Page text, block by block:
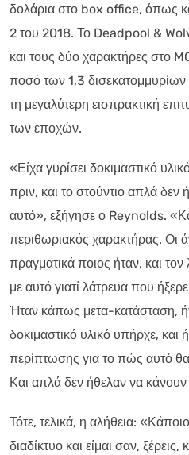
δολάρια στο box office, όπως
2 του 2018. Το Deadpool &
και τους δύο χαρακτήρες στο
ποσό των 1,3 δισεκατομμυρίων
τη μεγαλύτερη εισπρακτική
των εποχών.
«Είχα γυρίσει δοκιμαστικό
πριν, και το στούντιο απλά δεν
αυτό», εξήγησε ο Reynolds.
περιθωριακός χαρακτήρας. Οι
πραγματικά ποιος ήταν, και
με αυτό γιατί λάτρευα που ήξερε
Ήταν κάπως μετα-κατάσταση,
δοκιμαστικό υλικό υπήρχε, και
περίπτωσης για το πώς αυτό
Και απλά δεν ήθελαν να κάνουν
Τότε, τελικά, η αλήθεια:
διαδίκτυο και είμαι σαν,